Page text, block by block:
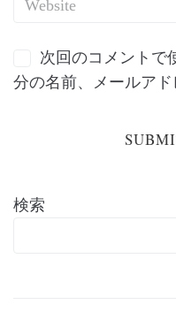
次回のコメントで
分の名前、メールアド
検索